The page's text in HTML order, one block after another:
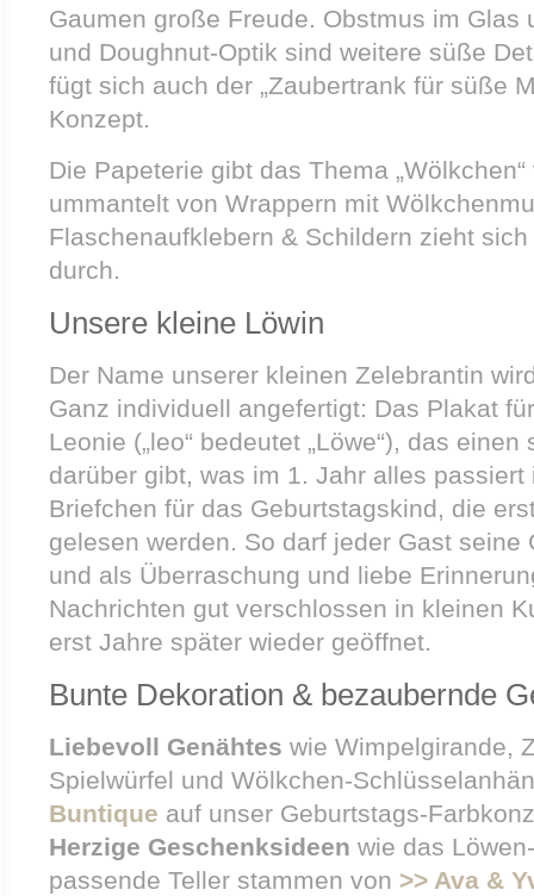
Gaumen große Freude. Obstmus im Glas
und Doughnut-Optik sind weitere süße
fügt sich auch der „Zaubertrank für süße
Konzept.
Die Papeterie gibt das Thema
ummantelt von Wrappern mit
Flaschenaufklebern & Schildern zieht
durch.
Unsere kleine Löwin
Der Name unserer kleinen Zelebrantin
Ganz individuell angefertigt: Das Plakat
Leonie („leo“ bedeutet „Löwe“), das
darüber gibt, was im 1. Jahr alles
Briefchen für das Geburtstagskind, die
gelesen werden. So darf jeder Gast seine
und als Überraschung und liebe
Nachrichten gut verschlossen in kleinen
erst Jahre später wieder geöffnet.
Bunte Dekoration & bezaubernde
Liebevoll Genähtes wie Wimpelgirande,
Spielwürfel und Wölkchen-
Buntique auf unser Geburtstags-
Herzige Geschenksideen wie das
passende Teller stammen von >> Ava &